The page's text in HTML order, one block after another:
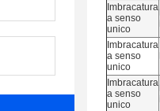
Imbracatura
a senso
unico
Imbracatura
a senso
unico
Imbracatura
a senso
unico